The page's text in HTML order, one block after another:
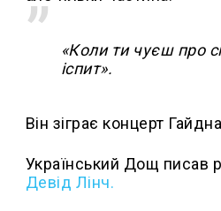
«Коли ти чуєш про
іспит».
Він зіграє концерт
Український Дощ писав
Девід Лінч.